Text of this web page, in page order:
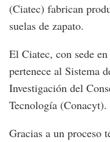
(Ciatec) fabrican
suelas de zapato.
El Ciatec, con sede
pertenece al Sistema
Investigación del
Tecnología (Conacyt).
Gracias a un proceso